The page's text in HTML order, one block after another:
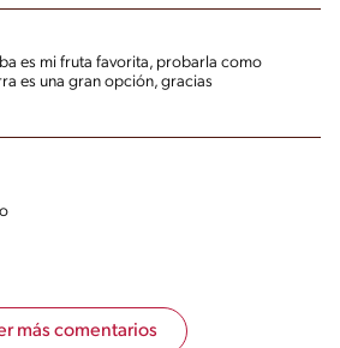
es mi fruta favorita, probarla como
es una gran opción, gracias
más comentarios